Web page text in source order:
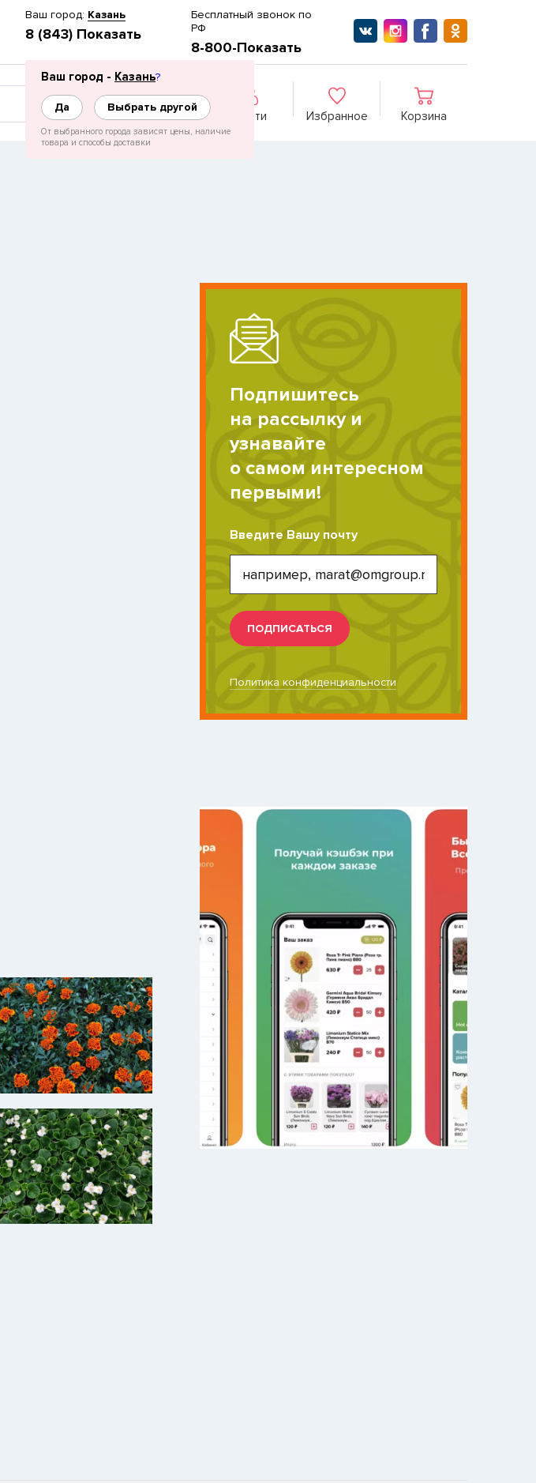
Ваш город: Казань
Ваш город - Казань?
Да Выбрать другой
От выбранного города зависят цены, наличие
товара и способы доставки
8 (843) Показать
Бесплатный звонок по
РФ
8-800-Показать
Войти Избранное Корзина
Подпишитесь
на рассылку и
узнавайте
о самом интересном
первыми!
Введите Вашу почту
ПОДПИСАТЬСЯ
Политика конфиденциальности